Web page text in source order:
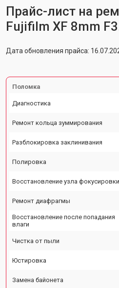
Прайс-лист на
Fujifilm XF 8mm
Дата обновления прайса:
Поломка
Диагностика
Ремонт кольца зуммирования
Разблокировка заклинивания
Полировка
Восстановление узла фокусировки
Ремонт диафрагмы
Восстановление после попадания
влаги
Чистка от пыли
Юстировка
Замена байонета